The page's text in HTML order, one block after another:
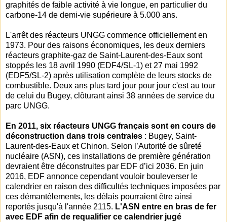
graphités de faible activité à vie longue, en particulier du
carbone-14 de demi-vie supérieure à 5.000 ans.
L'arrêt des réacteurs UNGG commence officiellement en
1973. Pour des raisons économiques, les deux derniers
réacteurs graphite-gaz de Saint-Laurent-des-Eaux sont
stoppés les 18 avril 1990 (EDF4/SL-1) et 27 mai 1992
(EDF5/SL-2) après utilisation complète de leurs stocks de
combustible. Deux ans plus tard jour pour jour c'est au tour
de celui du Bugey, clôturant ainsi 38 années de service du
parc UNGG.
En 2011, six réacteurs UNGG français sont en cours de
déconstruction dans trois centrales : Bugey, Saint-
Laurent-des-Eaux et Chinon. Selon l’Autorité de sûreté
nucléaire (ASN), ces installations de première génération
devraient être déconstruites par EDF d’ici 2036. En juin
2016, EDF annonce cependant vouloir bouleverser le
calendrier en raison des difficultés techniques imposées par
ces démantèlements, les délais pourraient être ainsi
reportés jusqu'à l'année 2115. L'ASN entre en bras de fer
avec EDF afin de requalifier ce calendrier jugé